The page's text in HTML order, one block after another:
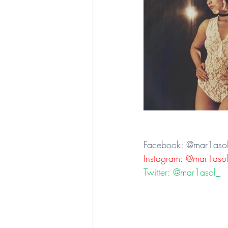
Facebook:
Instagram: @mar1asol
Twitter: @mar1asol_